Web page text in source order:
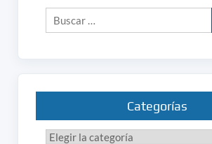
Categorías
Categorías